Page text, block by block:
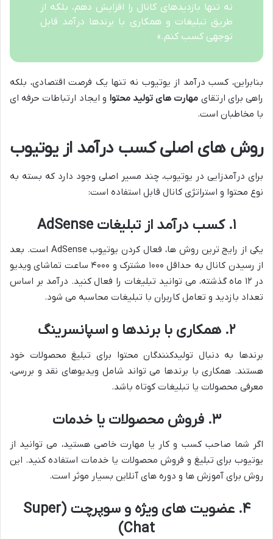
نه تنها بازدیدهای کانال را افزایش دهم، بلکه از
طریق تبلیغات و همکاری با برندها درآمد قابل
توجهی کسب کنم.»
بنابراین، کسب درآمد از یوتیوب نه تنها یک فرصت اقتصادی، بلکه
راهی برای ارتقای مهارت های تولید محتوا و ایجاد ارتباطات حرفه ای
با مخاطبان است.
روش های اصلی کسب درآمد از یوتیوب
برای درآمدزایی در یوتیوب، چند مسیر اصلی وجود دارد که بسته به
نوع محتوا و استراتژی کانال قابل استفاده است:
۱. کسب درآمد از تبلیغات AdSense
یکی از رایج ترین روش ها، فعال کردن یوتیوب AdSense است. بعد
از رسیدن کانال به حداقل ۱۰۰۰ مشترک و ۴۰۰۰ ساعت تماشای ویدیو
در ۱۲ ماه گذشته، می توانید تبلیغات را فعال کنید. درآمد بر اساس
تعداد بازدید و تعامل کاربران با تبلیغات محاسبه می شود.
۲. همکاری با برندها و اسپانسرینگ
برندها به دنبال تولیدکنندگان محتوا برای تبلیغ محصولات خود
هستند. همکاری با برندها می تواند شامل ویدیوهای نقد و بررسی،
معرفی محصولات یا تبلیغات کوتاه باشد.
۳. فروش محصولات یا خدمات
اگر شما صاحب کسب و کار یا مهارت خاصی هستید، می توانید از
یوتیوب برای تبلیغ و فروش محصولات یا خدمات استفاده کنید. این
روش برای آموزش ها و دوره های آنلاین بسیار موثر است.
۴.
عضویت های ویژه و سوپرچت (Super
Chat)